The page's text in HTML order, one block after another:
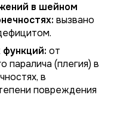
в шейном
вызвано
от
паралича (плегия) в
в
повреждения